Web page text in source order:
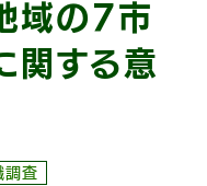
域の7市
関する意
調査